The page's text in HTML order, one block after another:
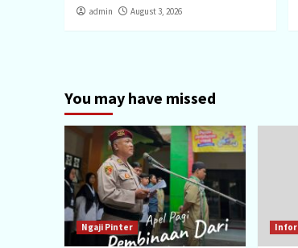
admin August 3, 2026
You may have missed
Ngaji Pinter